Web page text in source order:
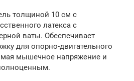
толщиной 10 см с
латекса с
ваты. Обеспечивает
для опорно-двигательного
мышечное напряжение и